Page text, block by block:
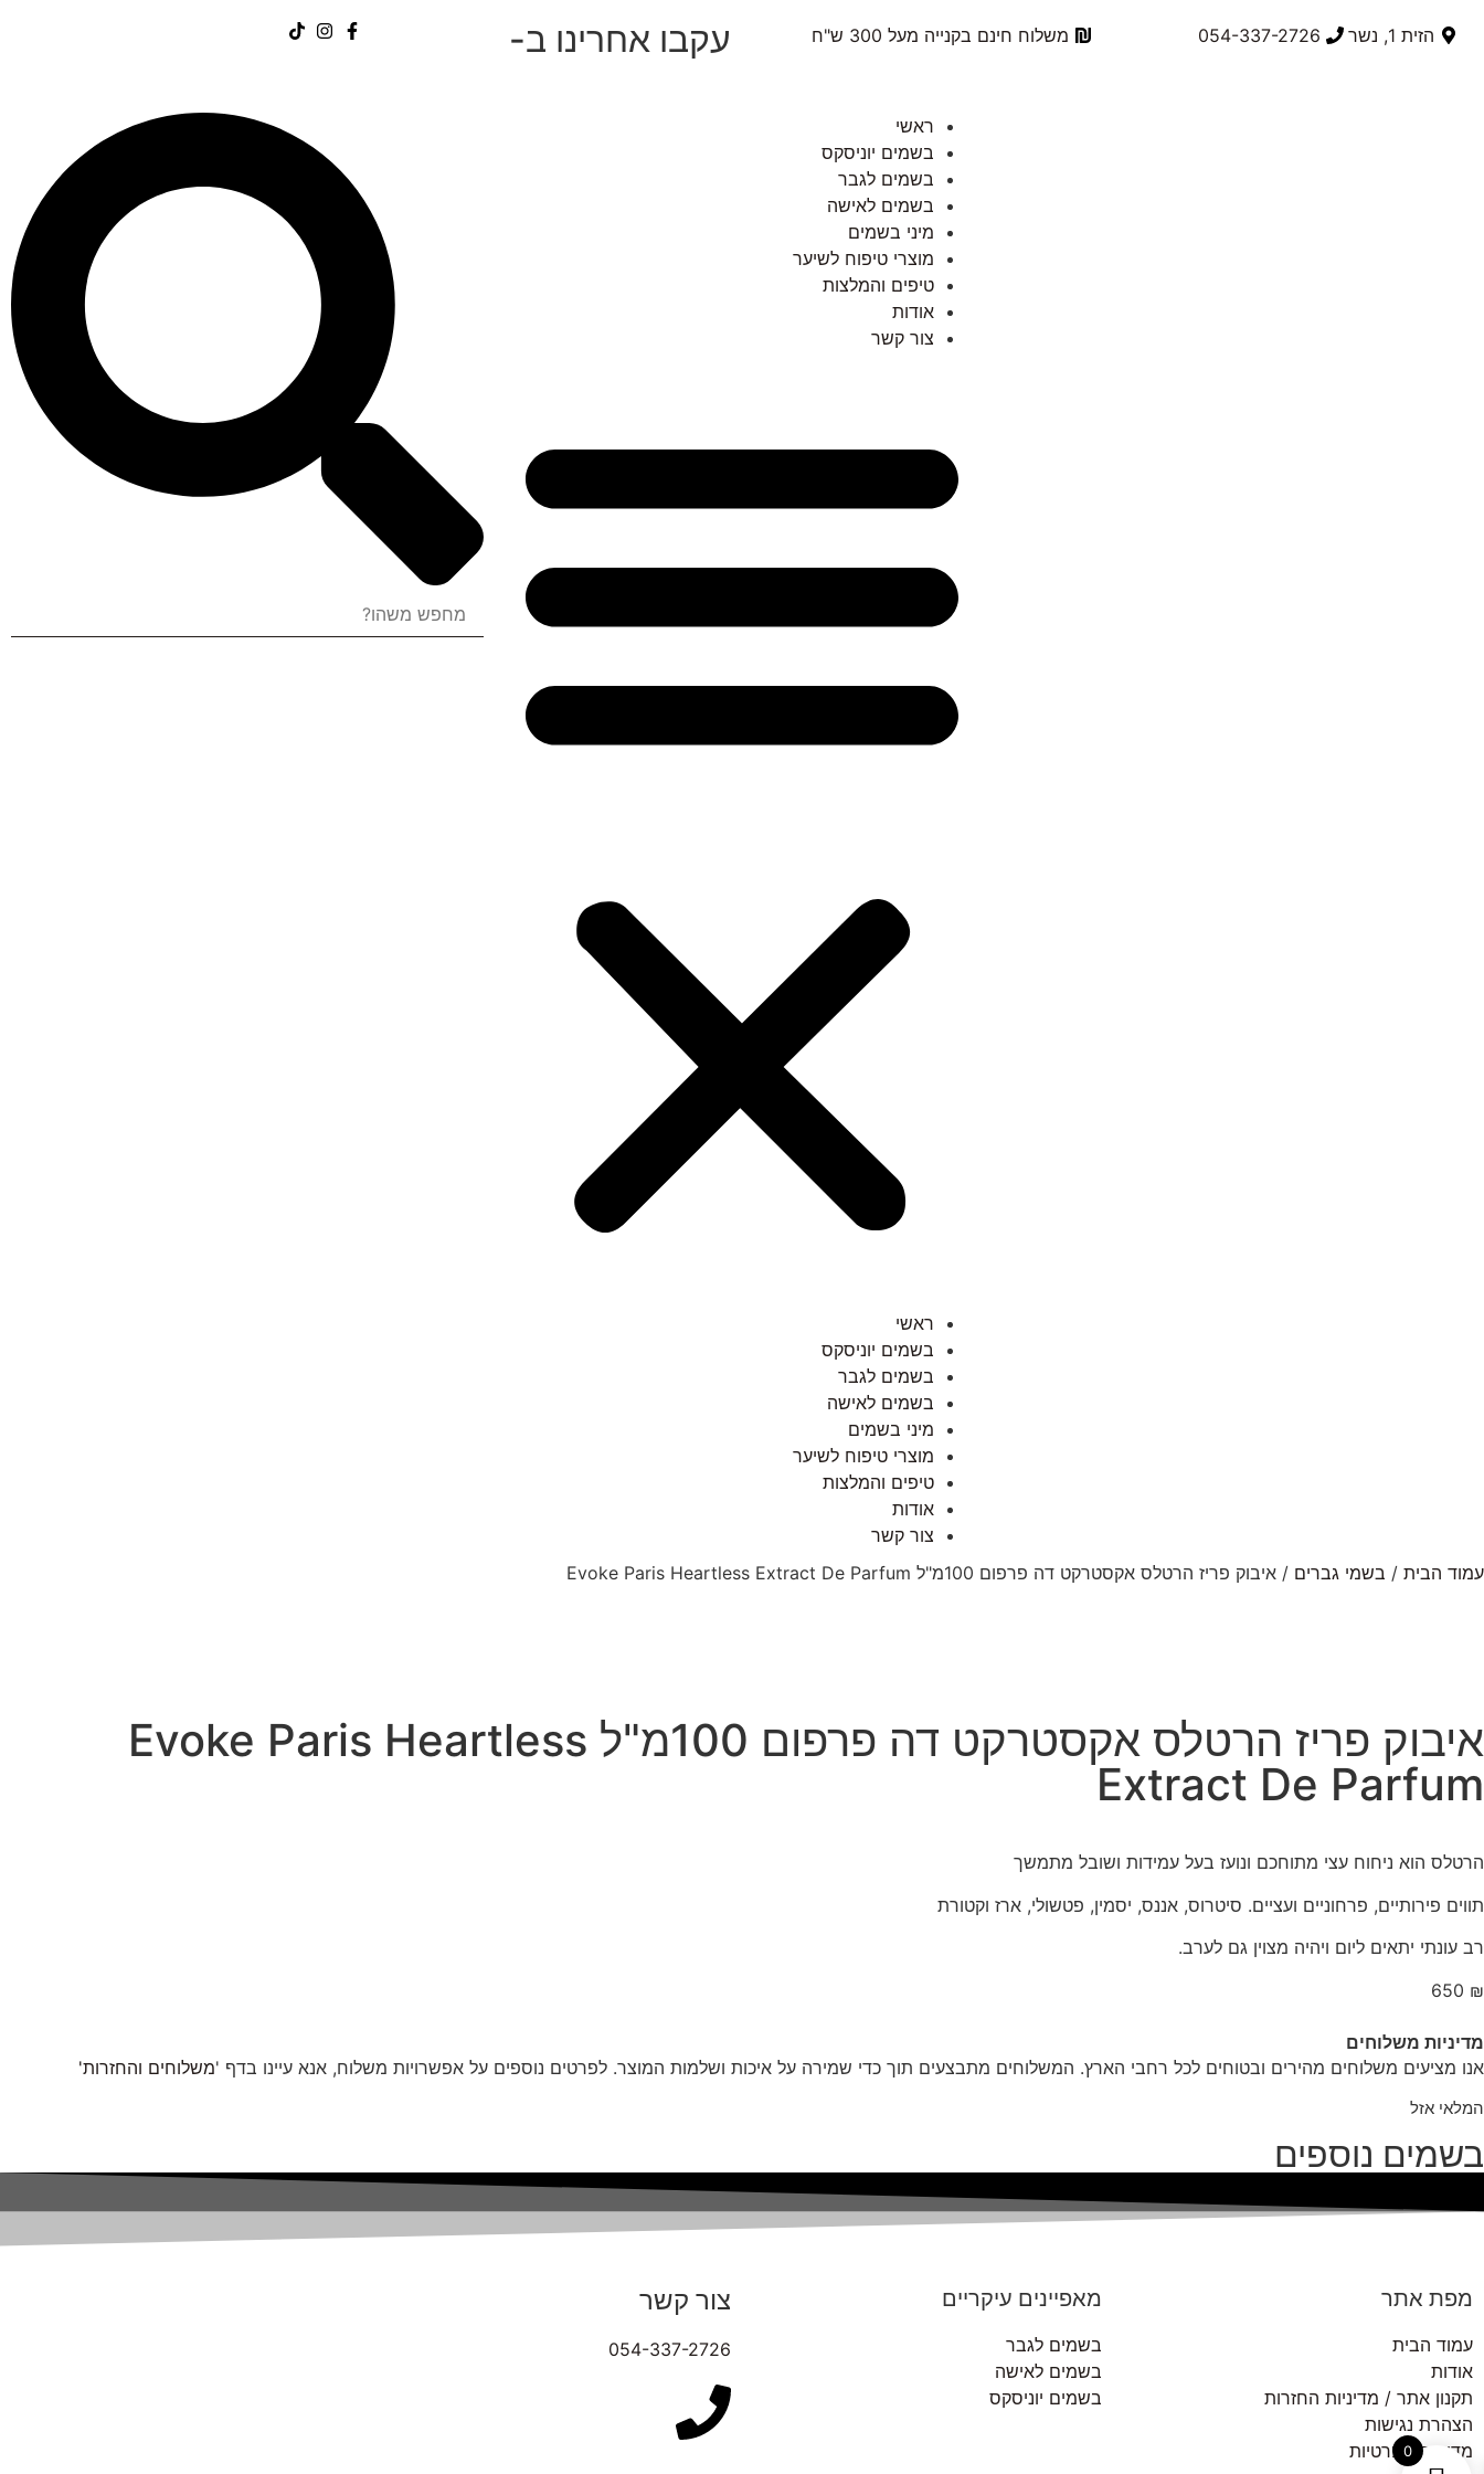
הזית 1, נשר 054-337-2726⁩ משלוח חינם בקנייה מעל 300 ש"ח עקבו אחרינו ב-
ראשי
בשמים יוניסקס
בשמים לגבר
בשמים לאישה
מיני בשמים
מוצרי טיפוח לשיער
טיפים והמלצות
אודות
צור קשר
ראשי
בשמים יוניסקס
בשמים לגבר
בשמים לאישה
מיני בשמים
מוצרי טיפוח לשיער
טיפים והמלצות
אודות
צור קשר
עמוד הבית / בשמי גברים / איבוק פריז הרטלס אקסטרקט דה פרפום 100מ"ל Evoke Paris Heartless Extract De Parfum
איבוק פריז הרטלס אקסטרקט דה פרפום 100מ"ל Evoke Paris Heartless
Extract De Parfum
הרטלס הוא ניחוח עצי מתוחכם ונועז בעל עמידות ושובל מתמשך
תווים פירותיים, פרחוניים ועציים. סיטרוס, אננס, יסמין, פטשולי, ארז וקטורת
רב עונתי יתאים ליום ויהיה מצוין גם לערב.
650 ₪
מדיניות משלוחים
אנו מציעים משלוחים מהירים ובטוחים לכל רחבי הארץ. המשלוחים מתבצעים תוך כדי שמירה על איכות ושלמות המוצר. לפרטים נוספים על אפשרויות משלוח, אנא עיינו בדף 'משלוחים והחזרות'
המלאי אזל
בשמים נוספים
מפת אתר
עמוד הבית
אודות
תקנון אתר / מדיניות החזרות
הצהרת נגישות
מדיניות הפרטיות
מאפיינים עיקריים
בשמים לגבר
בשמים לאישה
בשמים יוניסקס
צור קשר
054-337-2726
0